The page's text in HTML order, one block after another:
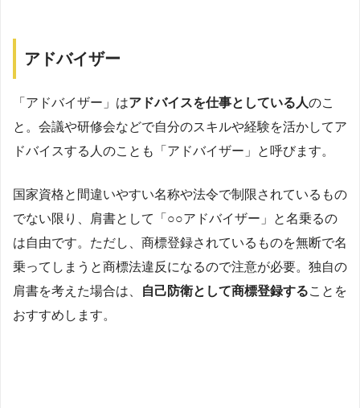
アドバイザー
「アドバイザー」はアドバイスを仕事としている人のこ
と。会議や研修会などで自分のスキルや経験を活かしてア
ドバイスする人のことも「アドバイザー」と呼びます。
国家資格と間違いやすい名称や法令で制限されているもの
でない限り、肩書として「○○アドバイザー」と名乗るの
は自由です。ただし、商標登録されているものを無断で名
乗ってしまうと商標法違反になるので注意が必要。独自の
肩書を考えた場合は、
自己防衛として商標登録することを
おすすめします。